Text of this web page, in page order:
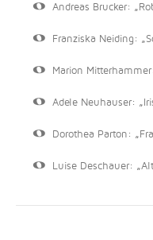
Andreas Brucker:
Franziska Neiding:
Marion
Adele Neuhauser:
Dorothea Parton:
Luise Deschauer: